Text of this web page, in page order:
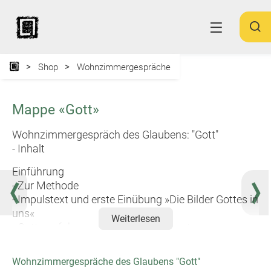
Shop Wohnzimmergespräche
Mappe «Gott»
Wohnzimmergespräch des Glaubens: "Gott"
- Inhalt
Einführung
- Zur Methode
- Impulstext und erste Einübung »Die Bilder Gottes in
uns«
- Gott, der ganz Andere
Weiterlesen
Wohnzimmergespräche des Glaubens "Gott"